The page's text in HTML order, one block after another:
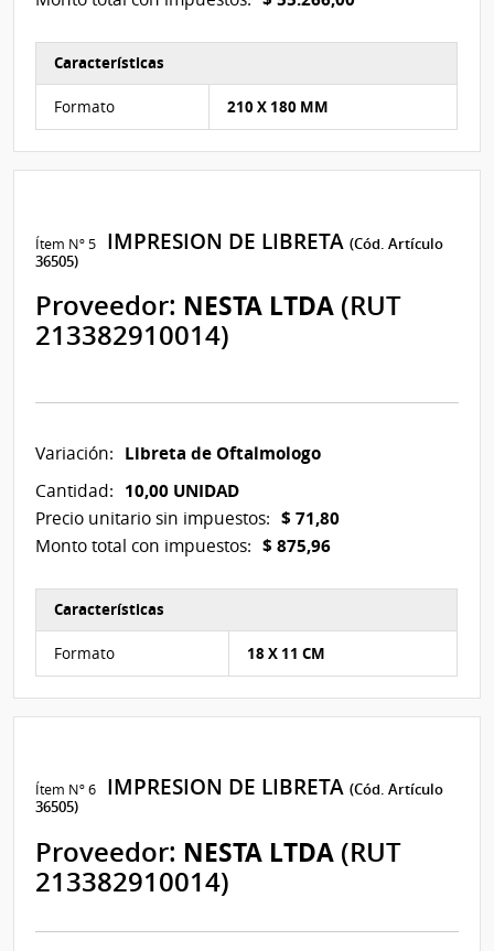
Características
Formato 210 X 180 MM
Ítem Nº 5 IMPRESION DE LIBRETA(Cód. Artículo
36505)
Proveedor: NESTA LTDA (RUT
213382910014)
Variación: Libreta de Oftalmologo
Cantidad: 10,00 UNIDAD
Precio unitario sin impuestos: $ 71,80
Monto total con impuestos: $ 875,96
Características
Formato 18 X 11 CM
Ítem Nº 6 IMPRESION DE LIBRETA(Cód. Artículo
36505)
Proveedor: NESTA LTDA (RUT
213382910014)